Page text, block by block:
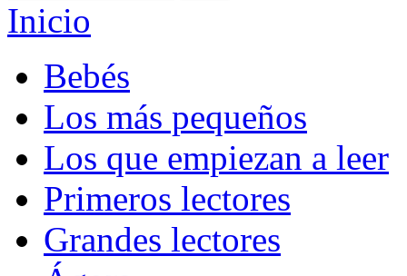
Inicio
Bebés
Los más pequeños
Los que empiezan a leer
Primeros lectores
Grandes lectores